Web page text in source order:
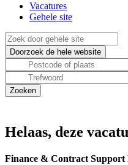
Vacatures
Gehele site
Helaas, deze
Finance & Contract Support